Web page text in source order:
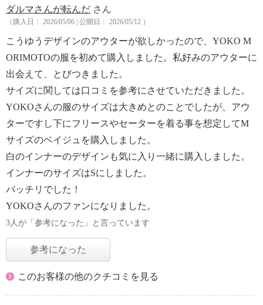
ダルマさんが転んだ さん
（購入日： 2026/05/06 | 公開日： 2026/05/12 ）
こうゆうデザインのアウターが欲しかったので、YOKO M
ORIMOTOの服を初めて購入しました。私好みのアウターに
出会えて、とびつきました。
サイズに関しては口コミを参考にさせていただきました。
YOKOさんの服のサイズは大きめとのことでしたが、アウ
ターですし下にフリースやセーターを着る事を想定してM
サイズのベイジュを購入しました。
白のインナーのデザインも気に入り一緒に購入しました。
インナーのサイズはSにしました。
バッチリでした！
YOKOさんのファンになりました。
3人が「参考になった」と言っています
参考になった
このお客様の他のクチコミを見る